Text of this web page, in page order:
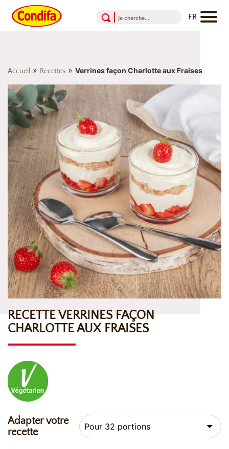
Accueil » Recettes » Verrines façon Charlotte aux Fraises
RECETTE VERRINES FAÇON
CHARLOTTE AUX FRAISES
Adapter votre
recette